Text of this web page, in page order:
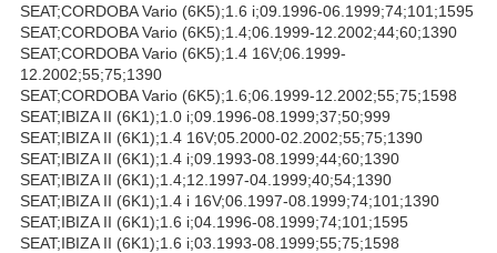
SEAT;CORDOBA Vario (6K5);1.6 i;09.1996-06.1999;74;101;1595
SEAT;CORDOBA Vario (6K5);1.4;06.1999-12.2002;44;60;1390
SEAT;CORDOBA Vario (6K5);1.4 16V;06.1999-
12.2002;55;75;1390
SEAT;CORDOBA Vario (6K5);1.6;06.1999-12.2002;55;75;1598
SEAT;IBIZA II (6K1);1.0 i;09.1996-08.1999;37;50;999
SEAT;IBIZA II (6K1);1.4 16V;05.2000-02.2002;55;75;1390
SEAT;IBIZA II (6K1);1.4 i;09.1993-08.1999;44;60;1390
SEAT;IBIZA II (6K1);1.4;12.1997-04.1999;40;54;1390
SEAT;IBIZA II (6K1);1.4 i 16V;06.1997-08.1999;74;101;1390
SEAT;IBIZA II (6K1);1.6 i;04.1996-08.1999;74;101;1595
SEAT;IBIZA II (6K1);1.6 i;03.1993-08.1999;55;75;1598